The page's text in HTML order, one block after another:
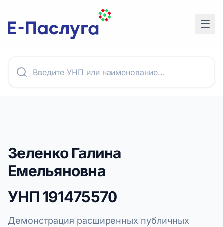
Зеленко Галина
Емельяновна
УНП191475570
Демонстрация расширенных публичных